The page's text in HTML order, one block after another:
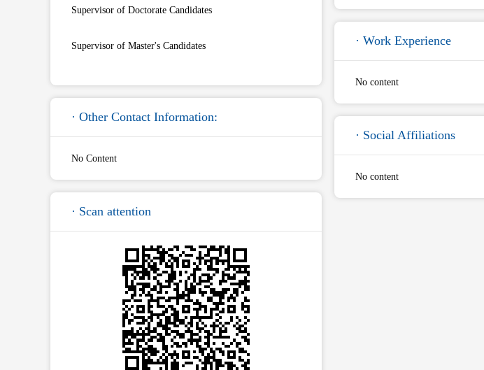
Supervisor of Doctorate Candidates
Supervisor of Master's Candidates
· Other Contact Information:
No Content
· Scan attention
· Work Experience
No content
· Social Affiliations
No content